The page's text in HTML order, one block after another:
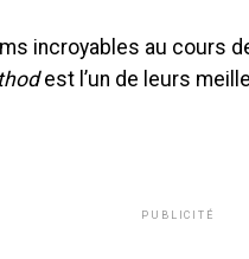
incroyables au cours
est l’un de leurs
PUBLICITÉ